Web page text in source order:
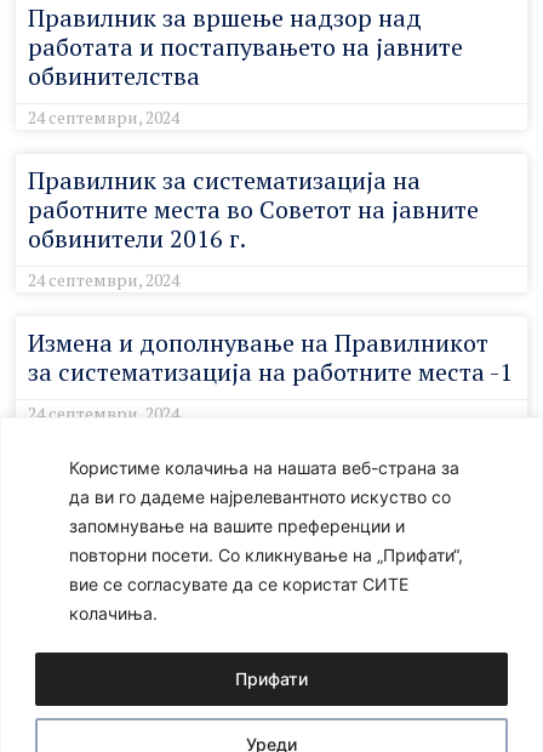
Користиме колачиња на нашата веб-страна за
да ви го дадеме најрелевантното искуство со
запомнување на вашите преференции и
повторни посети. Со кликнување на „Прифати“,
вие се согласувате да се користат СИТЕ
колачиња.
Уреди
Прифати
Правилник за вршење надзор над
работата и постапувањето на јавните
обвинителства
24 септември, 2024
Правилник за систематизација на
работните места во Советот на јавните
обвинители 2016 г.
24 септември, 2024
Измена и дополнување на Правилникот
за систематизација на работните места -1
24 септември, 2024
Измена и дополнување на Правилникот
за систематизација на работните места -2
24 септември, 2024
Измена и дополнување на Правилникот